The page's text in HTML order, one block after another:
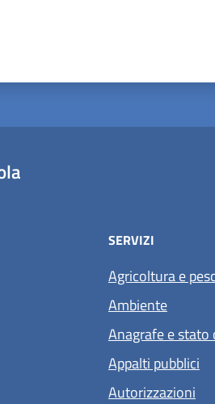
SERVIZI
Agricoltura e
Ambiente
Anagrafe e stato
Appalti pubblici
Autorizzazioni